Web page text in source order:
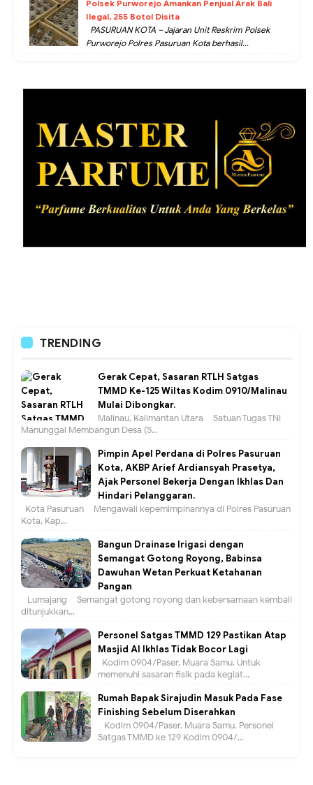
Polsek Purworejo Amankan Penjual Arak Bali
Ilegal, 255 Botol Disita
PASURUAN KOTA – Jajaran Unit Reskrim Polsek
Purworejo Polres Pasuruan Kota berhasil...
TRENDING
Gerak Cepat, Sasaran RTLH Satgas
TMMD Ke-125 Wiltas Kodim 0910/Malinau
Mulai Dibongkar.
Malinau, Kalimantan Utara – Satuan Tugas TNI
Manunggal Membangun Desa (S...
Pimpin Apel Perdana di Polres Pasuruan
Kota, AKBP Arief Ardiansyah Prasetya,
Ajak Personel Bekerja Dengan Ikhlas Dan
Hindari Pelanggaran.
Kota Pasuruan – Mengawali kepemimpinannya di Polres Pasuruan
Kota, Kap...
Bangun Drainase Irigasi dengan
Semangat Gotong Royong, Babinsa
Dawuhan Wetan Perkuat Ketahanan
Pangan
Lumajang – Semangat gotong royong dan kebersamaan kembali
ditunjukkan...
Personel Satgas TMMD 129 Pastikan Atap
Masjid Al Ikhlas Tidak Bocor Lagi
Kodim 0904/Paser, Muara Samu. Untuk
memenuhi sasaran fisik pada kegiat...
Rumah Bapak Sirajudin Masuk Pada Fase
Finishing Sebelum Diserahkan
Kodim 0904/Paser, Muara Samu. Personel
Satgas TMMD ke 129 Kodim 0904/...